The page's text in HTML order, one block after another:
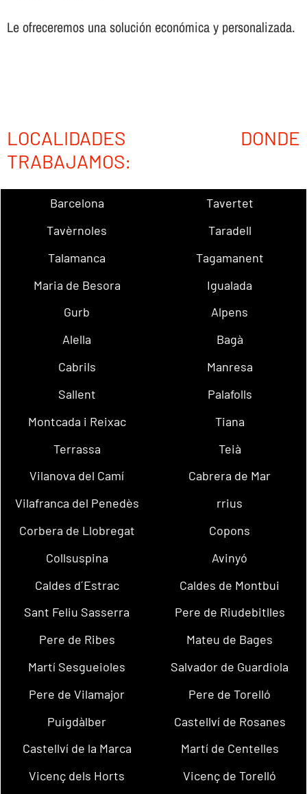
Le ofreceremos una solución económica y personalizada.
LOCALIDADES DONDE
TRABAJAMOS:
Barcelona
Tavertet
Tavèrnoles
Taradell
Talamanca
Tagamanent
Maria de Besora
Igualada
Gurb
Alpens
Alella
Bagà
Cabrils
Manresa
Sallent
Palafolls
Montcada i Reixac
Tiana
Terrassa
Teià
Vilanova del Camí
Cabrera de Mar
Vilafranca del Penedès
rrius
Corbera de Llobregat
Copons
Collsuspina
Avinyó
Caldes d´Estrac
Caldes de Montbui
Sant Feliu Sasserra
Pere de Riudebitlles
Pere de Ribes
Mateu de Bages
Martí Sesgueioles
Salvador de Guardiola
Pere de Vilamajor
Pere de Torelló
Puigdàlber
Castellví de Rosanes
Castellví de la Marca
Martí de Centelles
Vicenç dels Horts
Vicenç de Torelló